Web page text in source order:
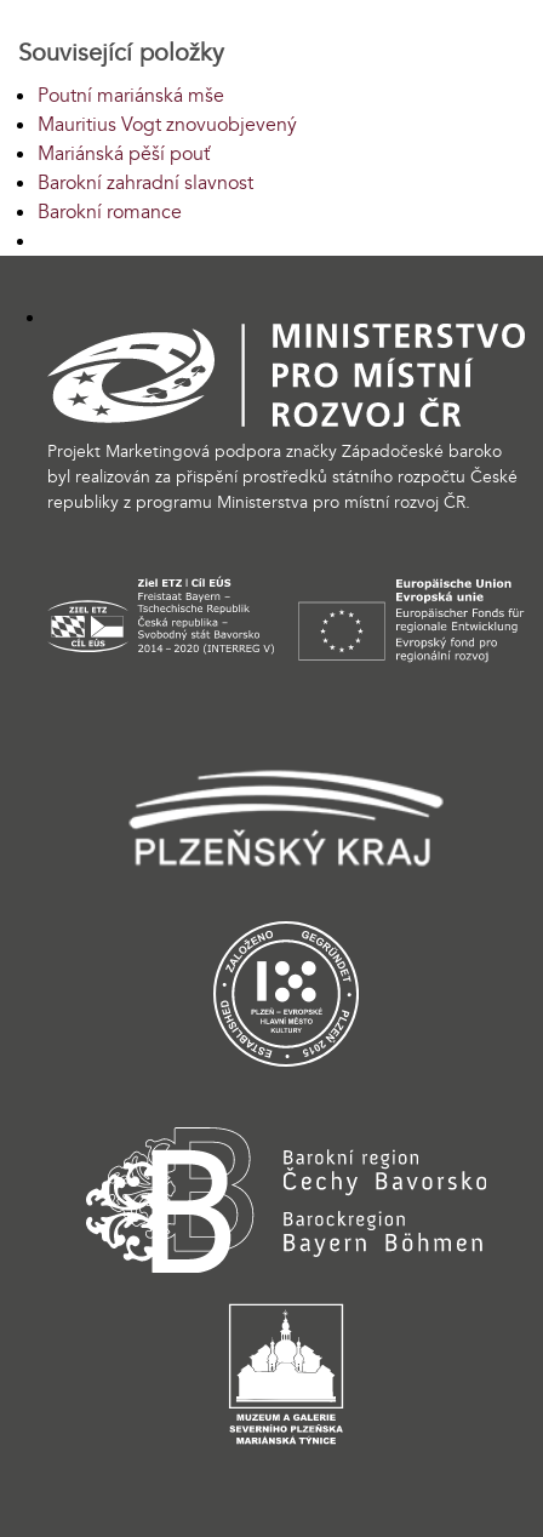
Související položky
Poutní mariánská mše
Mauritius Vogt znovuobjevený
Mariánská pěší pouť
Barokní zahradní slavnost
Barokní romance
Projekt Marketingová podpora značky Západočeské baroko
byl realizován za přispění prostředků státního rozpočtu České
republiky z programu Ministerstva pro místní rozvoj ČR.